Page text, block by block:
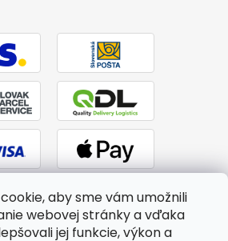
aby sme vám umožnili
webovej stránky a vďaka
jej funkcie, výkon a